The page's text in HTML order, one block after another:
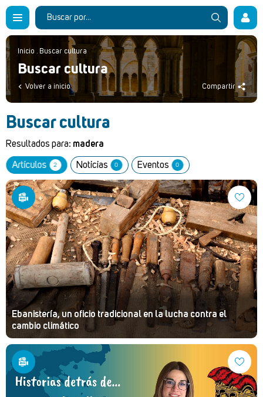
Inicio . Buscar cultura
Buscar cultura
Volver a inicio Compartir
Buscar cultura
Resultados para: madera
Artículos 2 Noticias 0 Eventos 0
Ebanistería, un oficio tradicional en la lucha contra el
cambio climático